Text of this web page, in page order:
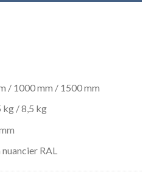
/ 1000 mm / 1500 mm
kg / 8,5 kg
RAL